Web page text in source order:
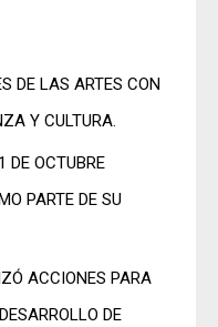
DE LAS ARTES CON
Y CULTURA.
DE OCTUBRE
PARTE DE SU
ACCIONES PARA
DE